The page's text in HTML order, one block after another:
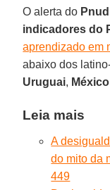
O alerta do Pnud
indicadores do
aprendizado em
abaixo dos
Uruguai, México
Leia mais
A
do mito da
449